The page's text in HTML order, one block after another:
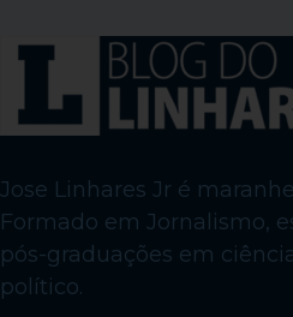
Jose Linhares Jr é
Formado em Jornalismo,
pós-graduações em
político.